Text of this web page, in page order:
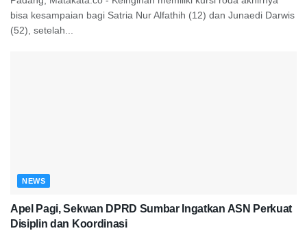
bisa kesampaian bagi Satria Nur Alfathih (12) dan Junaedi Darwis
(52), setelah...
NEWS
Apel Pagi, Sekwan DPRD Sumbar Ingatkan ASN Perkuat
Disiplin dan Koordinasi